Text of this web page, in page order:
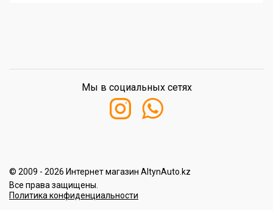
© 2009 - 2026 Интернет магазин AltynAuto.kz
Все права защищены.
Политика конфиденциальности
Мы в социальных сетях